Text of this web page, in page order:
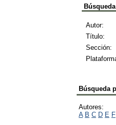
Búsqueda
Autor:
Título:
Sección:
Búsqueda
Autores:
A B C D E F